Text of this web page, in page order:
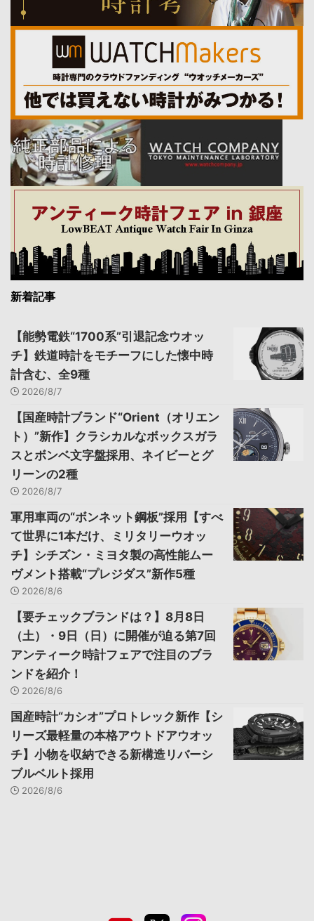
新着記事
【能勢電鉄“1700系”引退記念ウオッ
チ】鉄道時計をモチーフにした懐中時
計含む、全9種
2026/8/7
【国産時計ブランド“Orient（オリエン
ト）”新作】クラシカルなボックスガラ
スとボンベ文字盤採用、ネイビーとグ
リーンの2種
2026/8/7
軍用車両の“ボンネット鋼板”採用【すべ
て世界に1本だけ、ミリタリーウオッ
チ】シチズン・ミヨタ製の高性能ムー
ヴメント搭載“プレジダス”新作5種
2026/8/6
【要チェックブランドは？】8月8日
（土）・9日（日）に開催が迫る第7回
アンティーク時計フェアで注目のブラ
ンドを紹介！
2026/8/6
国産時計“カシオ”プロトレック新作【シ
リーズ最軽量の本格アウトドアウオッ
チ】小物を収納できる新構造リバーシ
ブルベルト採用
2026/8/6